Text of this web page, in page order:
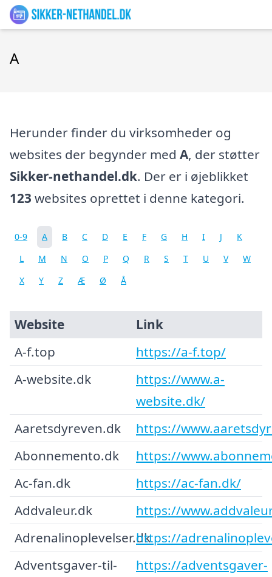
A
Herunder finder du virksomheder og
websites der begynder med A, der støtter
Sikker-nethandel.dk. Der er i øjeblikket
123 websites oprettet i denne kategori.
0-9 A B C D E F G H I J
K
L
M N O P Q R S T U V
W
X
Y Z Æ Ø Å
Website
Link
A-f.top
https://a-f.top/
A-website.dk
https://www.a-
website.dk/
Aaretsdyreven.dk
https://
Abonnemento.dk
https://
Ac-fan.dk
https://ac-fan.dk/
Addvaleur.dk
https://
Adrenalinoplevelser.dkhttps://
Adventsgaver-til-
https://adventsgaver-